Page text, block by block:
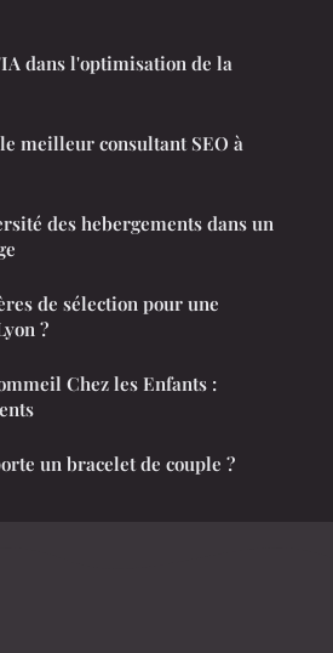
dans l'optimisation de la
meilleur consultant SEO à
des hebergements dans un
de sélection pour une
?
Chez les Enfants :
un bracelet de couple ?